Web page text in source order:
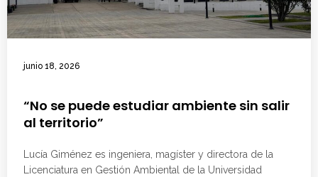
junio 18, 2026
“No se puede estudiar ambiente sin salir
al territorio”
Lucía Giménez es ingeniera, magíster y directora de la
Licenciatura en Gestión Ambiental de la Universidad